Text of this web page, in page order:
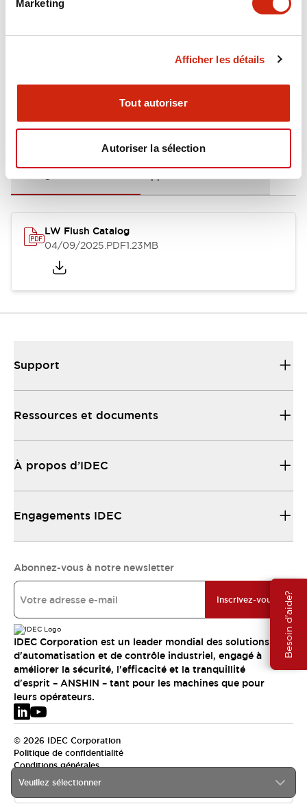
Marketing
Afficher les détails
Tout autoriser
Autoriser la sélection
Besoin d'aide?
Mechanical Specifications
Documents et fichiers
LW Flush Catalog
04/09/2025.PDF1.23MB
Veuillez sélectionner
Support
Ressources et documents
À propos d’IDEC
Engagements IDEC
Abonnez-vous à notre newsletter
Inscrivez-vous
IDEC Corporation est un leader mondial des solutions
d'automatisation et de contrôle industriel, engagé à
améliorer la sécurité, l'efficacité et la tranquillité
d'esprit – ANSHIN – tant pour les machines que pour
leurs opérateurs.
© 2026 IDEC Corporation
Politique de confidentialité
Conditions générales
EMEA